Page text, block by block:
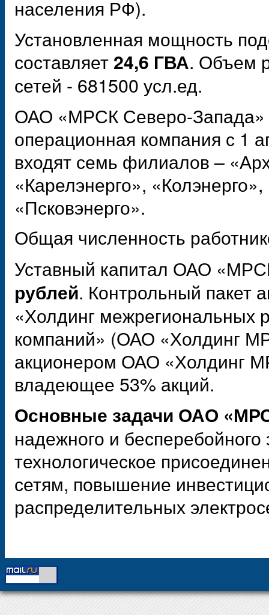
населения РФ).
Установленная мощность
составляет 24,6 ГВА. Объем
сетей - 681500 усл.ед.
ОАО «МРСК Северо-Запада»
операционная компания с 1
входят семь филиалов –
«Карелэнерго»,
«Псковэнерго».
Общая численность
Уставный капитал ОАО
рублей. Контрольный пакет
«Холдинг межрегиональных
компаний» (ОАО «Холдинг
акционером ОАО «Холдинг
владеющее 53% акций.
Основные задачи ОАО
надежного и
технологическое
сетям, повышение
распределительных